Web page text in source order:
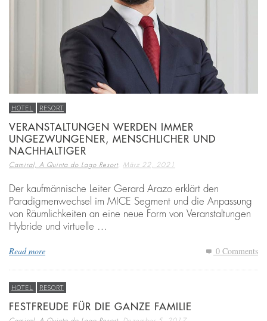
HOTEL RESORT
VERANSTALTUNGEN WERDEN IMMER
UNGEZWUNGENER, MENSCHLICHER UND
NACHHALTIGER
Camiral, A Quinta do Lago Resort, März 22, 2021
Der kaufmännische Leiter Gerard Arazo erklärt den
Paradigmenwechsel im MICE Segment und die Anpassung
von Räumlichkeiten an eine neue Form von Veranstaltungen
Hybride und virtuelle …
Read more 0 Comments
HOTEL RESORT
FESTFREUDE FÜR DIE GANZE FAMILIE